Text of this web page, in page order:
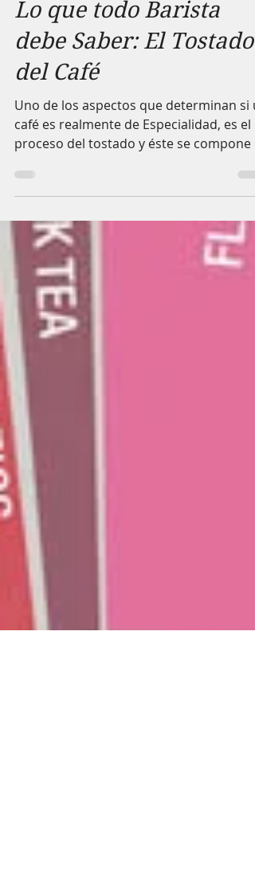
14 sept 2020
3 min de lectura
Lo que todo Barista
debe Saber: El Tostado
del Café
Uno de los aspectos que determinan si
proceso del tostado y éste se compone
tres fases.